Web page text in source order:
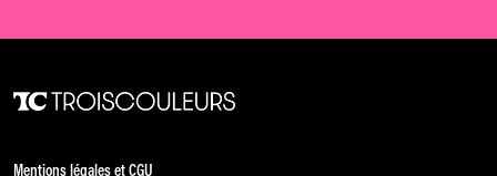
Mentions légales et CGU